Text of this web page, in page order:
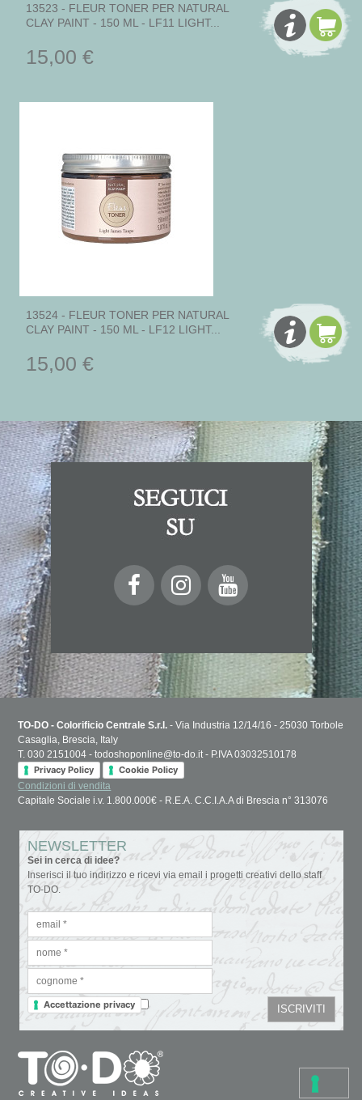
13523 - FLEUR TONER PER NATURAL
CLAY PAINT - 150 ML - LF11 LIGHT...
15,00 €
13524 - FLEUR TONER PER NATURAL
CLAY PAINT - 150 ML - LF12 LIGHT...
15,00 €
TO-DO - Colorificio Centrale S.r.l. - Via Industria 12/14/16 - 25030 Torbole
Casaglia, Brescia, Italy
T. 030 2151004 - todoshoponline@to-do.it - P.IVA 03032510178
Privacy Policy
Cookie Policy
Condizioni di vendita
Capitale Sociale i.v. 1.800.000€ - R.E.A. C.C.I.A.A di Brescia n° 313076
NEWSLETTER
Sei in cerca di idee?
Inserisci il tuo indirizzo e ricevi via email i progetti creativi dello staff
TO-DO.
Accettazione privacy